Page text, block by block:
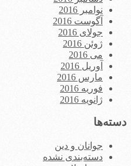
نوامبر 2016
آگوست 2016
جولای 2016
ژوئن 2016
می 2016
آوریل 2016
مارس 2016
فوریه 2016
ژانویه 2016
دسته‌ها
جوانان و دین
دسته‌بندی نشده